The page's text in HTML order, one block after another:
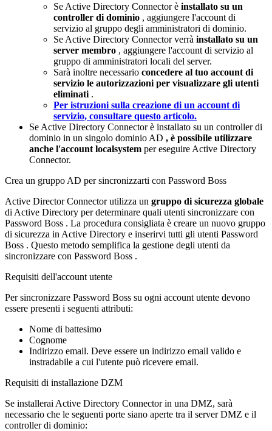
Se Active Directory Connector è installato su un
controller di dominio , aggiungere l'account di
servizio al gruppo degli amministratori di dominio.
Se Active Directory Connector verrà installato su un
server membro , aggiungere l'account di servizio al
gruppo di amministratori locali del server.
Sarà inoltre necessario concedere al tuo account di
servizio le autorizzazioni per visualizzare gli utenti
eliminati .
Per istruzioni sulla creazione di un account di
servizio, consultare questo articolo.
Se Active Directory Connector è installato su un controller di
dominio in un singolo dominio AD , è possibile utilizzare
anche l'account localsystem per eseguire Active Directory
Connector.
Crea un gruppo AD per sincronizzarti con Password Boss
Active Director Connector utilizza un gruppo di sicurezza globale
di Active Directory per determinare quali utenti sincronizzare con
Password Boss . La procedura consigliata è creare un nuovo gruppo
di sicurezza in Active Directory e inserirvi tutti gli utenti Password
Boss . Questo metodo semplifica la gestione degli utenti da
sincronizzare con Password Boss .
Requisiti dell'account utente
Per sincronizzare Password Boss su ogni account utente devono
essere presenti i seguenti attributi:
Nome di battesimo
Cognome
Indirizzo email. Deve essere un indirizzo email valido e
instradabile a cui l'utente può ricevere email.
Requisiti di installazione DZM
Se installerai Active Directory Connector in una DMZ, sarà
necessario che le seguenti porte siano aperte tra il server DMZ e il
controller di dominio: